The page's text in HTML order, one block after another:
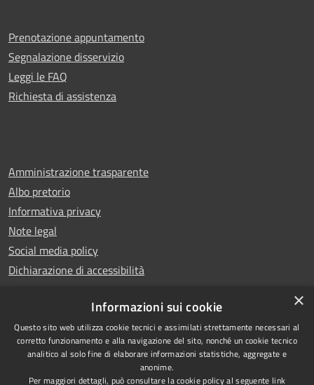
Prenotazione appuntamento
Segnalazione disservizio
Leggi le FAQ
Richiesta di assistenza
Amministrazione trasparente
Albo pretorio
Informativa privacy
Note legal
Social media policy
Dichiarazione di accessibilità
RSS
Accessibilità
Privacy
Copyright © 2025 Comune di
Montecatini Terme
Powered byMunicipium
×
Informazioni sui cookie
Questo sito web utilizza cookie tecnici e assimilati strettamente necessari al
corretto funzionamento e alla navigazione del sito, nonché un cookie tecnico
analitico al solo fine di elaborare informazioni statistiche, aggregate e
anonime.
Per maggiori dettagli, può consultare la cookie policy al seguente link